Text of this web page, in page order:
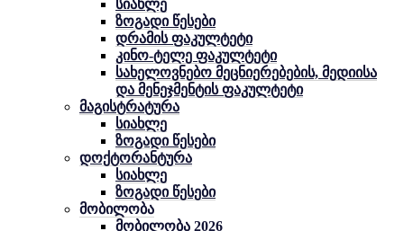
სიახლე
ზოგადი წესები
დრამის ფაკულტეტი
კინო-ტელე ფაკულტეტი
სახელოვნებო მეცნიერებების, მედიისა
და მენეჯმენტის ფაკულტეტი
მაგისტრატურა
სიახლე
ზოგადი წესები
დოქტორანტურა
სიახლე
ზოგადი წესები
მობილობა
მობილობა 2026